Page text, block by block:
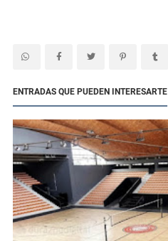
ENTRADAS QUE PUEDEN INTERESARTE